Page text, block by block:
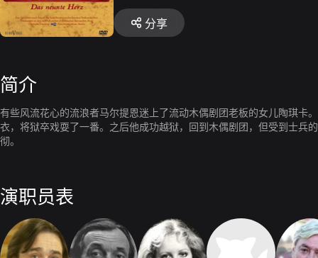
分享
简介
有些风流花心的流浪者马尔提恩迷上了流动木偶剧团老板的女儿陶琪卡
衣，将狱卒戏耍了一番。之后他成功越狱，回到木偶剧团，但受到士兵
彻。
演职员表